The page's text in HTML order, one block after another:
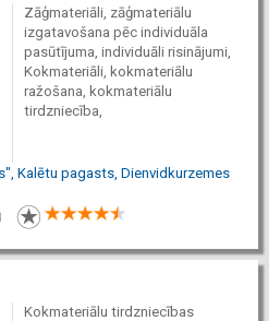
Zāģmateriāli, zāģmateriālu
izgatavošana pēc individuāla
pasūtījuma, individuāli risinājumi,
Kokmateriāli, kokmateriālu
ražošana, kokmateriālu
tirdzniecība,
Kalētu pagasts, Dienvidkurzemes
Kokmateriālu tirdzniecības